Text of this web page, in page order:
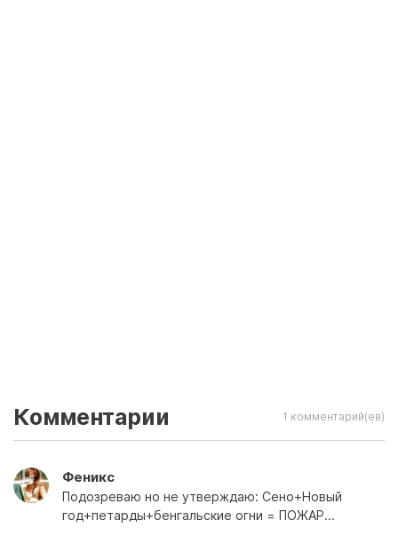
Комментарии 1 комментарий(ев)
Феникс
Подозреваю но не утверждаю: Сено+Новый
год+петарды+бенгальские огни = ПОЖАР...